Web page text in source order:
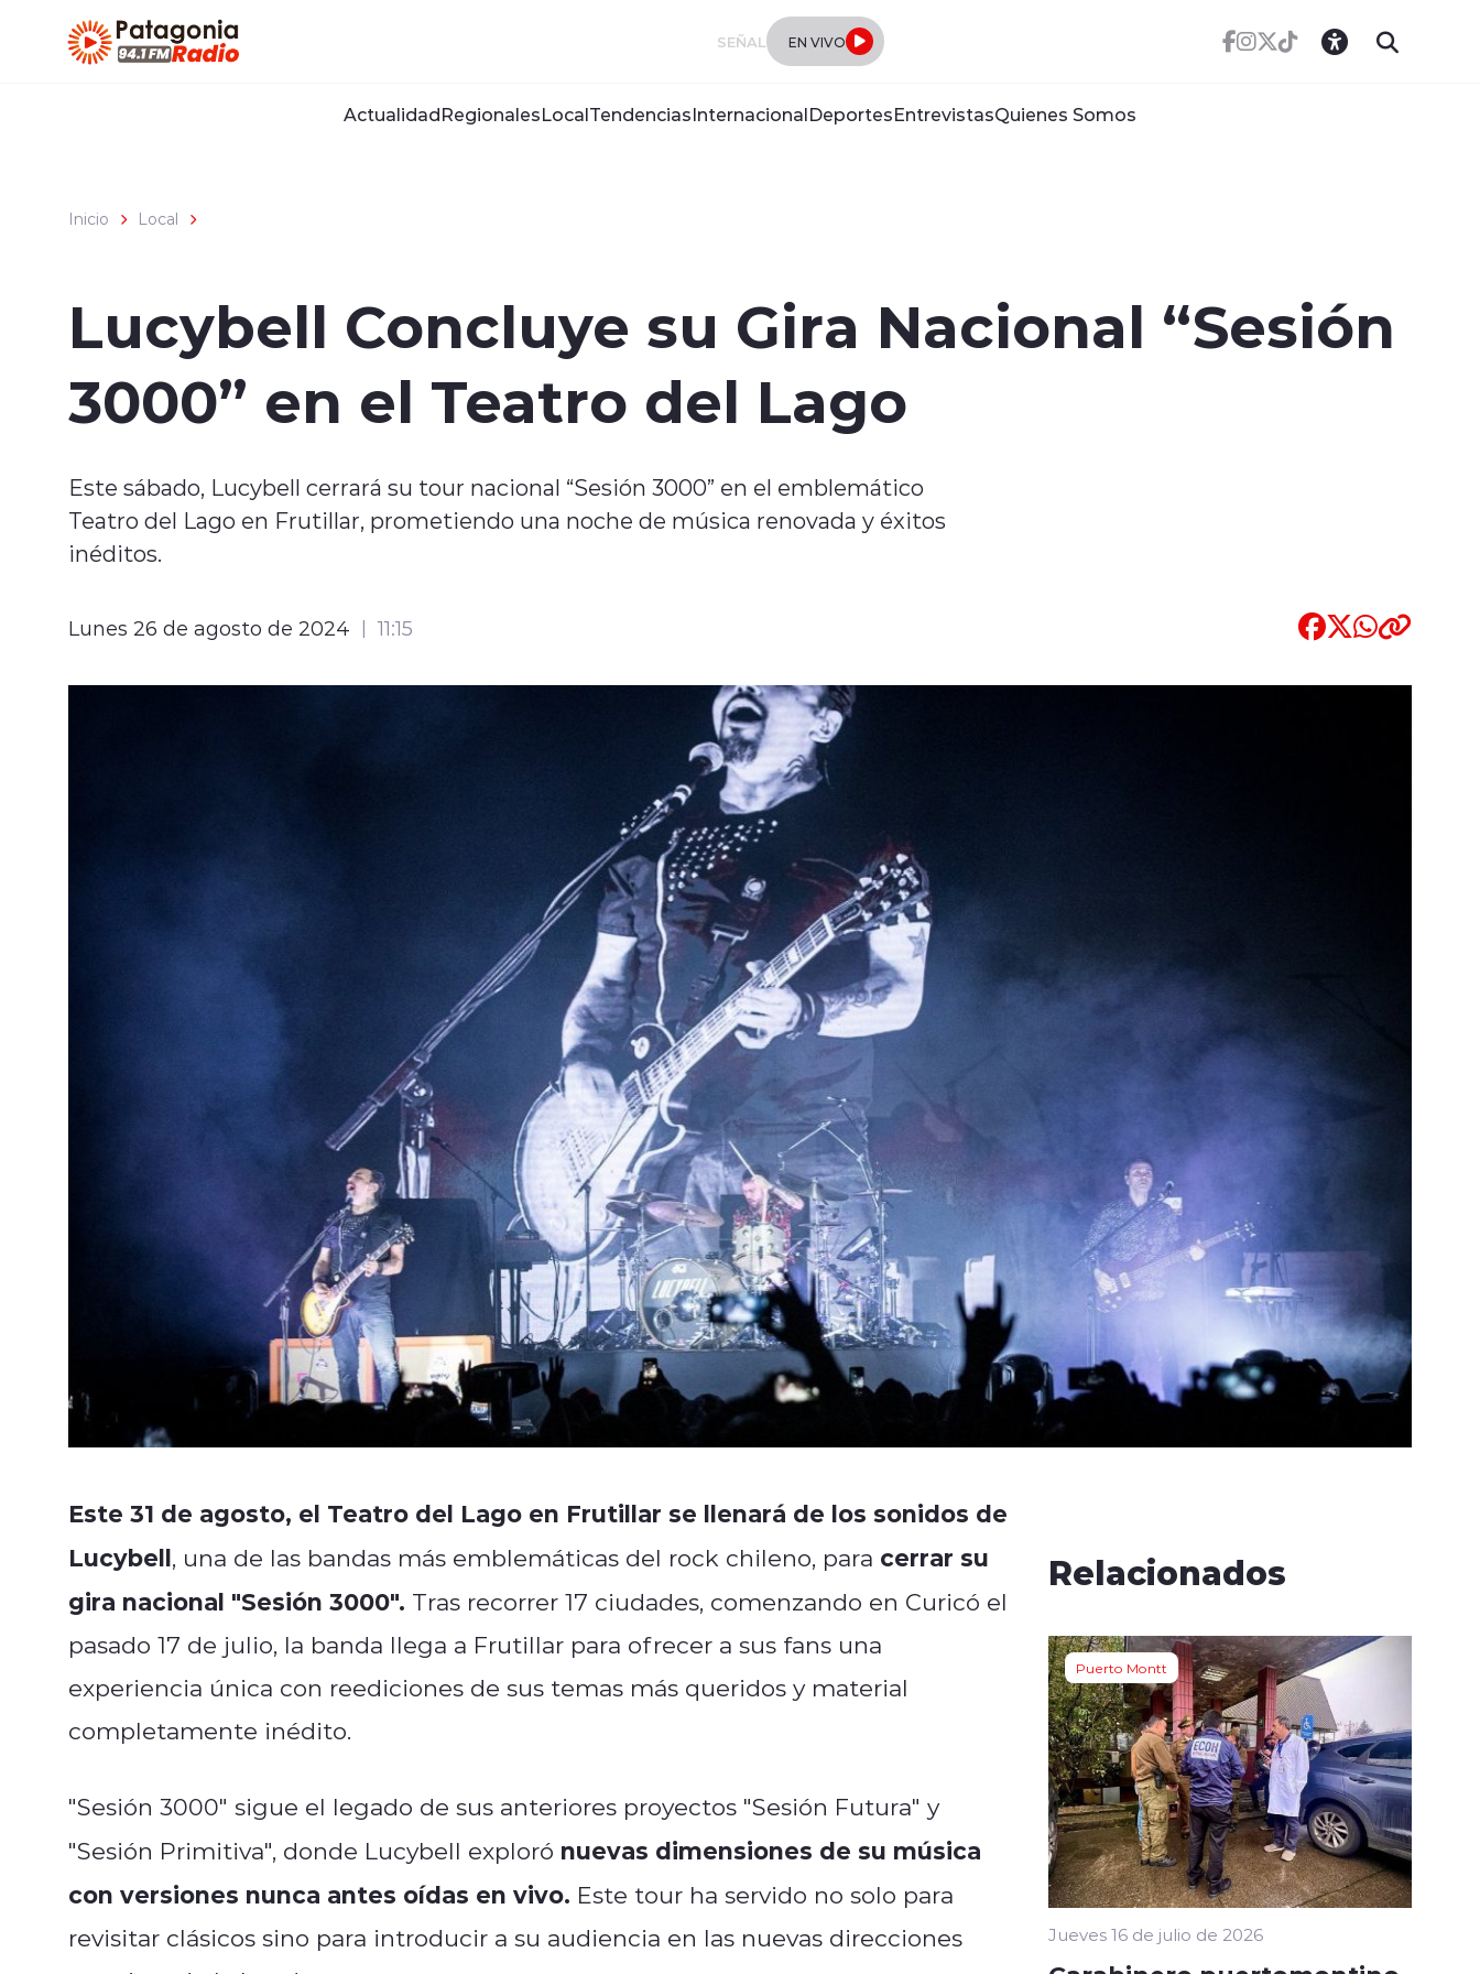
SEÑAL EN VIVO
ActualidadRegionalesLocalTendenciasInternacionalDeportesEntrevistasQuienes Somos
Inicio Local
Lucybell Concluye su Gira Nacional “Sesión
3000” en el Teatro del Lago
Este sábado, Lucybell cerrará su tour nacional “Sesión 3000” en el emblemático
Teatro del Lago en Frutillar, prometiendo una noche de música renovada y éxitos
inéditos.
Lunes 26 de agosto de 2024 11:15
Este 31 de agosto, el Teatro del Lago en Frutillar se llenará de los sonidos de
Lucybell, una de las bandas más emblemáticas del rock chileno, para cerrar su
gira nacional "Sesión 3000". Tras recorrer 17 ciudades, comenzando en Curicó el
pasado 17 de julio, la banda llega a Frutillar para ofrecer a sus fans una
experiencia única con reediciones de sus temas más queridos y material
completamente inédito.
"Sesión 3000" sigue el legado de sus anteriores proyectos "Sesión Futura" y
"Sesión Primitiva", donde Lucybell exploró nuevas dimensiones de su música
con versiones nunca antes oídas en vivo. Este tour ha servido no solo para
revisitar clásicos sino para introducir a su audiencia en las nuevas direcciones
Relacionados
Puerto Montt
Jueves 16 de julio de 2026